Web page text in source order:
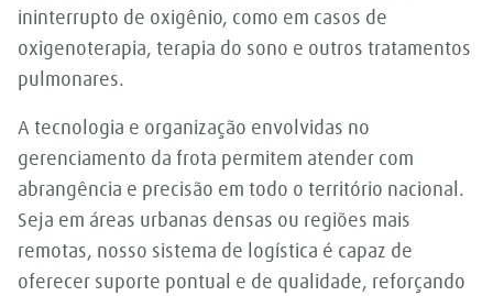
ininterrupto de oxigênio, como em casos de
oxigenoterapia, terapia do sono e outros tratamentos
pulmonares.
A tecnologia e organização envolvidas no
gerenciamento da frota permitem atender com
abrangência e precisão em todo o território nacional.
Seja em áreas urbanas densas ou regiões mais
remotas, nosso sistema de logística é capaz de
oferecer suporte pontual e de qualidade, reforçando